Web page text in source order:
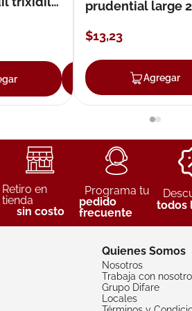
Agregar
prudential large
$13,23
Agregar
Retiro en
tienda
sin costo
Programa tu
pedido
frecuente
todos
Quienes Somos
Nosotros
Trabaja con
Grupo Difare
Locales